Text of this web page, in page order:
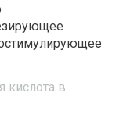
кислота в